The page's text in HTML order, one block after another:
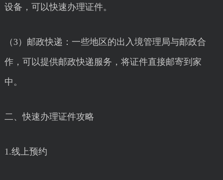
设备，可以快速办理证件。
（3）邮政快递：一些地区的出入境管理局与邮政合
作，可以提供邮政快递服务，将证件直接邮寄到家
中。
二、快速办理证件攻略
1.线上预约